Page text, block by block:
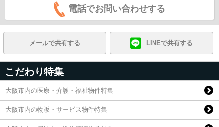
電話でお問い合わせする
メールで共有する LINEで共有する
こだわり特集
大阪市内の医療・介護・福祉物件特集
大阪市内の物販・サービス物件特集